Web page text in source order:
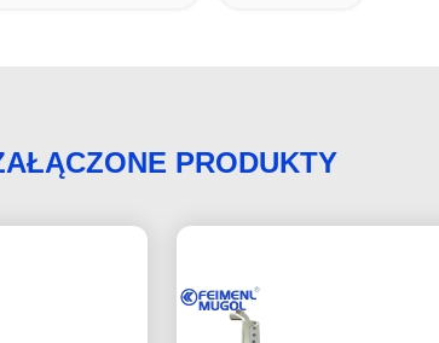
PRODUKTY